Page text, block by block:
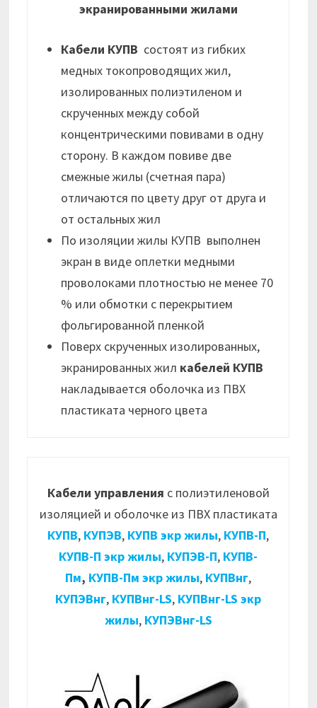
экранированными жилами
Кабели КУПВ состоят из гибких
медных токопроводящих жил,
изолированных полиэтиленом и
скрученных между собой
концентрическими повивами в одну
сторону. В каждом повиве две
смежные жилы (счетная пара)
отличаются по цвету друг от друга и
от остальных жил
По изоляции жилы КУПВ выполнен
экран в виде оплетки медными
проволоками плотностью не менее 70
% или обмотки с перекрытием
фольгированной пленкой
Поверх скрученных изолированных,
экранированных жил кабелей КУПВ
накладывается оболочка из ПВХ
пластиката черного цвета
Кабели управления с полиэтиленовой
изоляцией и оболочке из ПВХ пластиката
КУПВ, КУПЭВ, КУПВ экр жилы, КУПВ-П,
КУПВ-П экр жилы, КУПЭВ-П, КУПВ-
Пм, КУПВ-Пм экр жилы, КУПВнг,
КУПЭВнг, КУПВнг-LS, КУПВнг-LS экр
жилы, КУПЭВнг-LS